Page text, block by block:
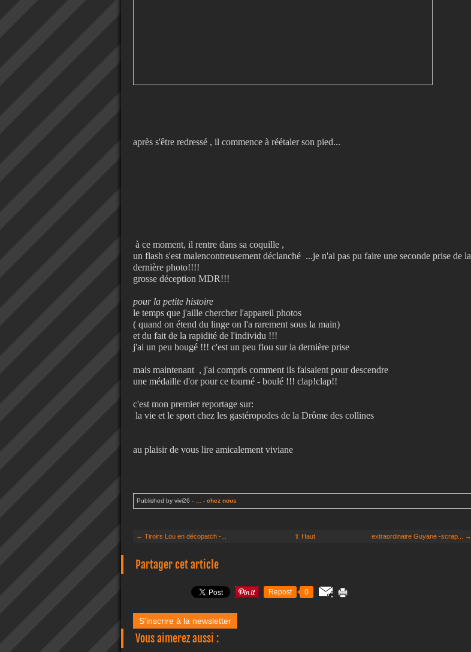
après s'être redressé , il commence à réétaler son pied...
à ce moment, il rentre dans sa coquille ,
un flash s'est malencontreusement déclanché ...je n'ai pas pu faire une seconde prise de la
dernière photo!!!!
grosse déception MDR!!!
pour la petite histoire
le temps que j'aille chercher l'appareil photos
( quand on étend du linge on l'a rarement sous la main)
et du fait de la rapidité de l'individu !!!
j'ai un peu bougé !!! c'est un peu flou sur la dernière prise
mais maintenant , j'ai compris comment ils faisaient pour descendre
une médaille d'or pour ce tourné - boulé !!! clap!clap!!
c'est mon premier reportage sur:
la vie et le sport chez les gastéropodes de la Drôme des collines
au plaisir de vous lire amicalement viviane
Published by vivi26 - - chez nous
← Tiroirs Lou en décopatch -... ⇧ Haut extraordinaire Guyane -scrap... →
Partager cet article
Repost 0
S'inscrire à la newsletter
Vous aimerez aussi :